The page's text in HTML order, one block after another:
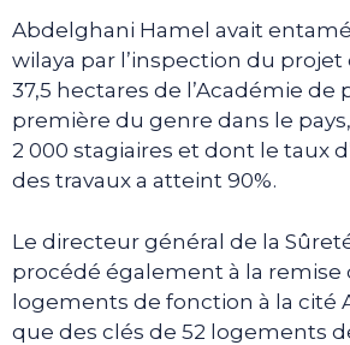
Abdelghani Hamel avait
wilaya par l’inspection du
37,5 hectares de l’Académie de
première du genre dans le
2 000 stagiaires et dont le taux
des travaux a atteint 90%.
Le directeur général de la
procédé également à la remise
logements de fonction à la cité
que des clés de 52 logements